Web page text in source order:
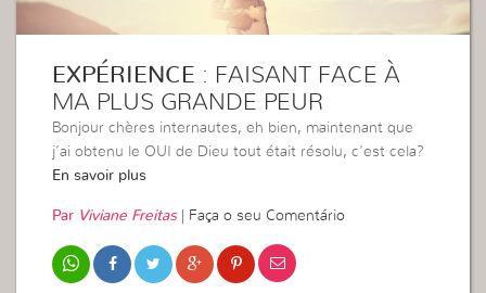
EXPÉRIENCE : FAISANT FACE À
MA PLUS GRANDE PEUR
Bonjour chères internautes, eh bien, maintenant que
j’ai obtenu le OUI de Dieu tout était résolu, c’est cela?
En savoir plus
Par Viviane Freitas| Faça o seu Comentário